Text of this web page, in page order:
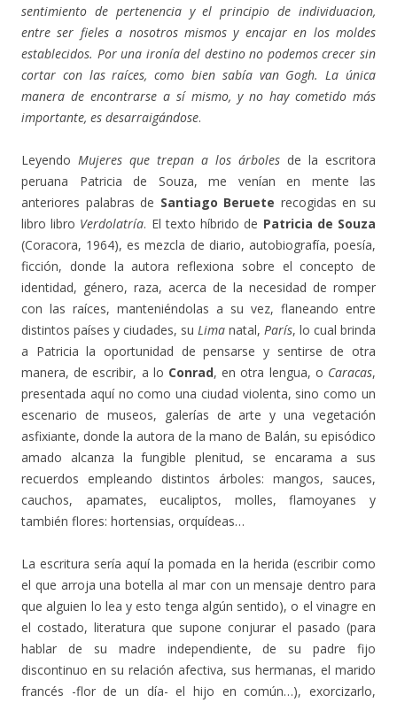
sentimiento de pertenencia y el principio de individuacion,
entre ser fieles a nosotros mismos y encajar en los moldes
establecidos. Por una ironía del destino no podemos crecer sin
cortar con las raíces, como bien sabía van Gogh. La única
manera de encontrarse a sí mismo, y no hay cometido más
importante, es desarraigándose.
Leyendo Mujeres que trepan a los árboles de la escritora
peruana Patricia de Souza, me venían en mente las
anteriores palabras de Santiago Beruete recogidas en su
libro libro Verdolatría. El texto híbrido de Patricia de Souza
(Coracora, 1964), es mezcla de diario, autobiografía, poesía,
ficción, donde la autora reflexiona sobre el concepto de
identidad, género, raza, acerca de la necesidad de romper
con las raíces, manteniéndolas a su vez, flaneando entre
distintos países y ciudades, su Lima natal, París, lo cual brinda
a Patricia la oportunidad de pensarse y sentirse de otra
manera, de escribir, a lo Conrad, en otra lengua, o Caracas,
presentada aquí no como una ciudad violenta, sino como un
escenario de museos, galerías de arte y una vegetación
asfixiante, donde la autora de la mano de Balán, su episódico
amado alcanza la fungible plenitud, se encarama a sus
recuerdos empleando distintos árboles: mangos, sauces,
cauchos, apamates, eucaliptos, molles, flamoyanes y
también flores: hortensias, orquídeas…
La escritura sería aquí la pomada en la herida (escribir como
el que arroja una botella al mar con un mensaje dentro para
que alguien lo lea y esto tenga algún sentido), o el vinagre en
el costado, literatura que supone conjurar el pasado (para
hablar de su madre independiente, de su padre fijo
discontinuo en su relación afectiva, sus hermanas, el marido
francés -flor de un día- el hijo en común…), exorcizarlo,